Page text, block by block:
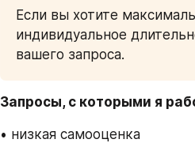
Если вы хотите
индивидуальное
вашего запроса.
Запросы, с которыми я
• низкая самооценка